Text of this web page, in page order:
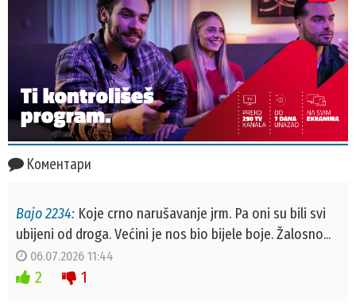
Коментари
Bajo 2234: Koje crno narušavanje jrm. Pa oni su bili svi
ubijeni od droga. Većini je nos bio bijele boje. Žalosno...
06.07.2026 11:44
2 1